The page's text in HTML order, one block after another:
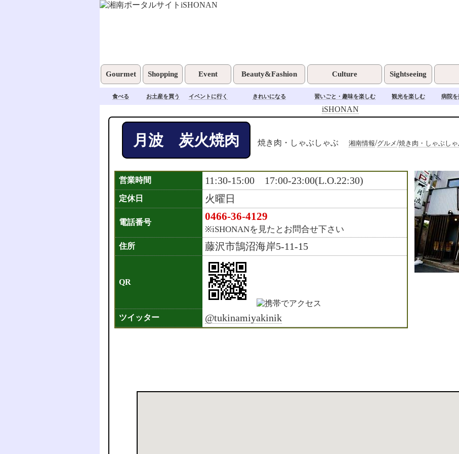
Gourmet Shopping Event Beauty&Fashion Culture Sightseeing
食べる お土産を買う イベントに行く きれいになる 習いごと・趣味を楽しむ 観光を楽しむ 病院を
iSHONAN
月波 炭火焼肉 焼き肉・しゃぶしゃぶ 湘南情報/グルメ/焼き肉・しゃぶしゃ
営業時間 11:30-15:00 17:00-23:00(L.O.22:30)
定休日 火曜日
電話番号 0466-36-4129
※iSHONANを見たとお問合せ下さい
住所 藤沢市鵠沼海岸5-11-15
QR
ツイッター @tukinamiyakinik